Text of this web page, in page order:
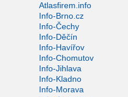
Atlasfirem.info
Info-Brno.cz
Info-Čechy
Info-Děčín
Info-Havířov
Info-Chomutov
Info-Jihlava
Info-Kladno
Info-Morava